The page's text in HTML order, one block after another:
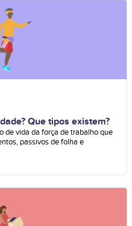
Que tipos existem?
de vida da força de trabalho que
passivos de folha e